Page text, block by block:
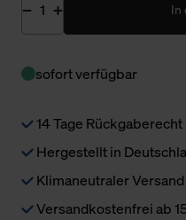
In
sofort verfügbar
14 Tage Rückgaberecht
Hergestellt in
Klimaneutraler Versand
Versandkostenfrei ab